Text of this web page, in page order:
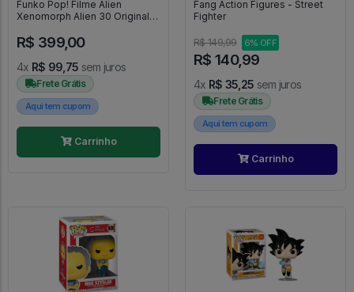
Funko Pop! Filme Alien
Xenomorph Alien 30 Original
R$ 399,00
4x R$ 99,75 sem juros
Frete Grátis
Aqui tem cupom
Carrinho
Fang Action Figures - Street
Fighter
R$ 149,99 6% OFF
R$ 140,99
4x R$ 35,25 sem juros
Frete Grátis
Aqui tem cupom
Carrinho